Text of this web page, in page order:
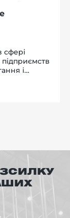
сфері
підприємств
і